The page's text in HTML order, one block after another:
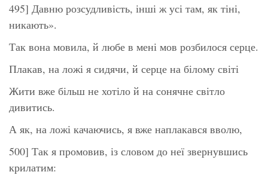
495] Давню розсудливість, інші ж усі там, як тіні,
никають».
Так вона мовила, й любе в мені мов розбилося серце.
Плакав, на ложі я сидячи, й серце на білому світі
Жити вже більш не хотіло й на сонячне світло
дивитись.
А як, на ложі качаючись, я вже наплакався вволю,
500] Так я промовив, із словом до неї звернувшись
крилатим: